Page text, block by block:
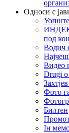
Односи с
под
Водич
Видео
Drugi o
Фото
Билтен
Iн